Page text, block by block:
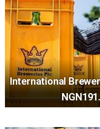
International